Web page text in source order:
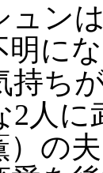
ン
明に
持ち
2人
）の